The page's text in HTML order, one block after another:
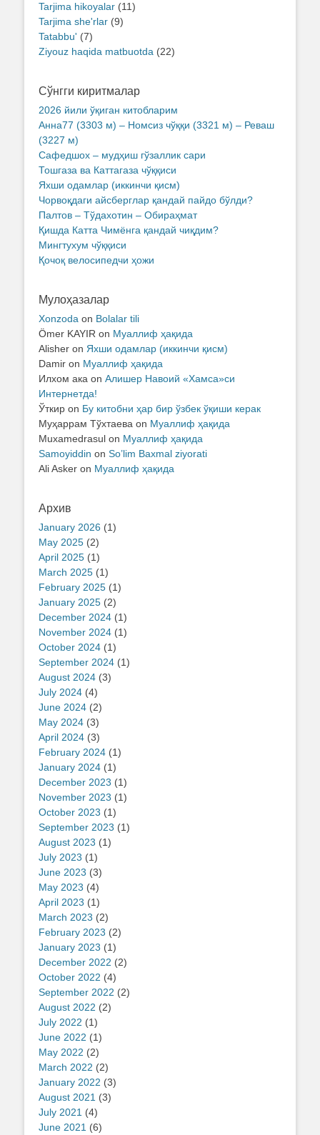
Tarjima hikoyalar (11)
Tarjima she'rlar (9)
Tatabbu' (7)
Ziyouz haqida matbuotda (22)
Сўнгги киритмалар
2026 йили ўқиган китобларим
Анна77 (3303 м) – Номсиз чўққи (3321 м) – Реваш
(3227 м)
Сафедшох – мудҳиш гўзаллик сари
Тошгаза ва Каттагаза чўққиси
Яхши одамлар (иккинчи қисм)
Чорвоқдаги айсберглар қандай пайдо бўлди?
Палтов – Тўдахотин – Обираҳмат
Қишда Катта Чимёнга қандай чиқдим?
Мингтухум чўққиси
Қочоқ велосипедчи ҳожи
Мулоҳазалар
Xonzoda on Bolalar tili
Ömer KAYIR on Муаллиф ҳақида
Alisher on Яхши одамлар (иккинчи қисм)
Damir on Муаллиф ҳақида
Илхом ака on Алишер Навоий «Хамса»си
Интернетда!
Ўткир on Бу китобни ҳар бир ўзбек ўқиши керак
Муҳаррам Тўхтаева on Муаллиф ҳақида
Muxamedrasul on Муаллиф ҳақида
Samoyiddin on So’lim Baxmal ziyorati
Ali Asker on Муаллиф ҳақида
Архив
January 2026 (1)
May 2025 (2)
April 2025 (1)
March 2025 (1)
February 2025 (1)
January 2025 (2)
December 2024 (1)
November 2024 (1)
October 2024 (1)
September 2024 (1)
August 2024 (3)
July 2024 (4)
June 2024 (2)
May 2024 (3)
April 2024 (3)
February 2024 (1)
January 2024 (1)
December 2023 (1)
November 2023 (1)
October 2023 (1)
September 2023 (1)
August 2023 (1)
July 2023 (1)
June 2023 (3)
May 2023 (4)
April 2023 (1)
March 2023 (2)
February 2023 (2)
January 2023 (1)
December 2022 (2)
October 2022 (4)
September 2022 (2)
August 2022 (2)
July 2022 (1)
June 2022 (1)
May 2022 (2)
March 2022 (2)
January 2022 (3)
August 2021 (3)
July 2021 (4)
June 2021 (6)